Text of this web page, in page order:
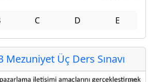
C D E
Üç Ders Sınavı